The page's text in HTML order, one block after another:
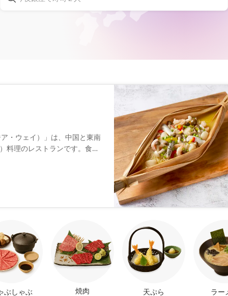
・ウェイ）」は、中国と東南
料理のレストランです。食事
ぶしゃぶ 焼肉 天ぷら ラー